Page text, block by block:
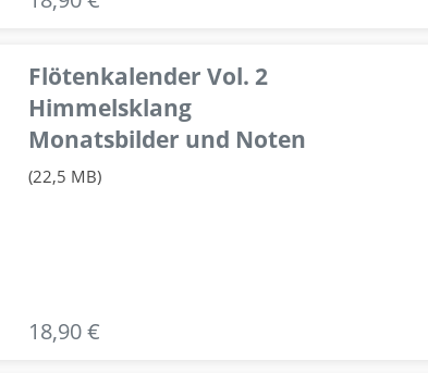
Flötenkalender Vol. 2
Himmelsklang
Monatsbilder und Noten
(22,5 MB)
18,90 €